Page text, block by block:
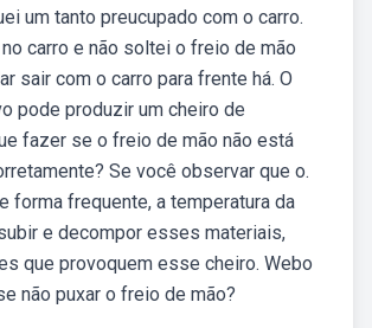
um tanto preucupado com o carro.
carro e não soltei o freio de mão
sair com o carro para frente há. O
pode produzir um cheiro de
fazer se o freio de mão não está
Se você observar que o.
forma frequente, a temperatura da
e decompor esses materiais,
que provoquem esse cheiro. Webo
não puxar o freio de mão?